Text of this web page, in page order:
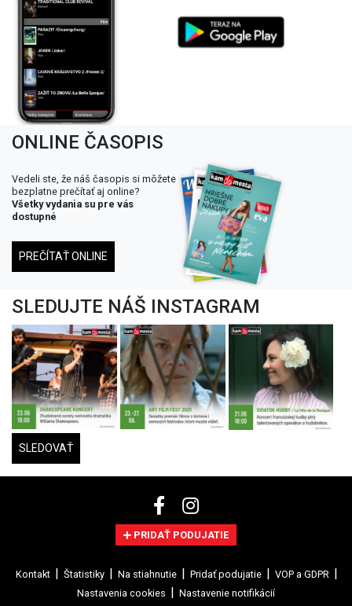
ONLINE ČASOPIS
Vedeli ste, že náš časopis si môžete
bezplatne prečítať aj online?
Všetky vydania su pre vás
dostupné
PREČÍTAŤ ONLINE
SLEDUJTE NÁŠ INSTAGRAM
SLEDOVAŤ
PRIDAŤ PODUJATIE
Kontakt Štatistiky Na stiahnutie Pridať podujatie
VOP a GDPR
Nastavenia cookies
Nastavenie notifikácií